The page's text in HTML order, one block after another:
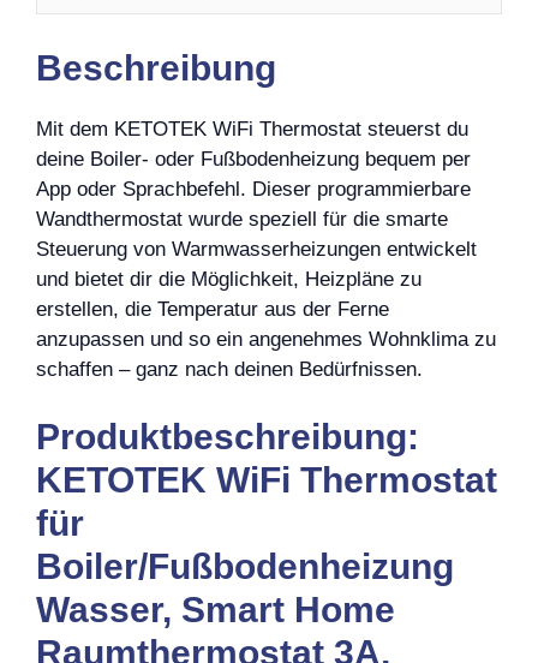
Beschreibung
Mit dem KETOTEK WiFi Thermostat steuerst du
deine Boiler- oder Fußbodenheizung bequem per
App oder Sprachbefehl. Dieser programmierbare
Wandthermostat wurde speziell für die smarte
Steuerung von Warmwasserheizungen entwickelt
und bietet dir die Möglichkeit, Heizpläne zu
erstellen, die Temperatur aus der Ferne
anzupassen und so ein angenehmes Wohnklima zu
schaffen – ganz nach deinen Bedürfnissen.
Produktbeschreibung:
KETOTEK WiFi Thermostat
für
Boiler/Fußbodenheizung
Wasser, Smart Home
Raumthermostat 3A,